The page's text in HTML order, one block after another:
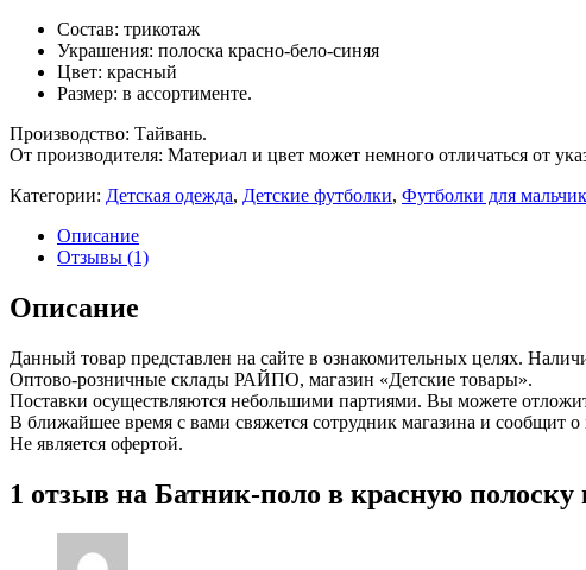
Состав: трикотаж
Украшения: полоска красно-бело-синяя
Цвет: красный
Размер: в ассортименте.
Производство: Тайвань.
От производителя: Материал и цвет может немного отличаться от
Категории: Детская одежда, Детские футболки, Футболки для
Описание
Отзывы (1)
Описание
Данный товар представлен на сайте в ознакомительных целях.
Оптово-розничные склады РАЙПО, магазин «Детские товары».
Поставки осуществляются небольшими партиями. Вы можете
В ближайшее время с вами свяжется сотрудник магазина и сообщит о
Не является офертой.
1 отзыв на Батник-поло в красную полоску